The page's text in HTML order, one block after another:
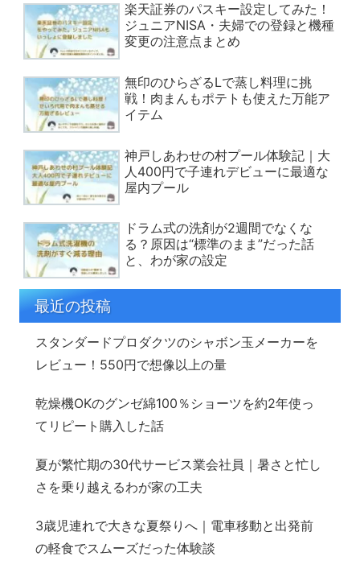
楽天証券のパスキー設定してみた！
ジュニアNISA・夫婦での登録と機種
変更の注意点まとめ
無印のひらざるLで蒸し料理に挑
戦！肉まんもポテトも使えた万能ア
イテム
神戸しあわせの村プール体験記｜大
人400円で子連れデビューに最適な
屋内プール
ドラム式の洗剤が2週間でなくな
る？原因は“標準のまま”だった話
と、わが家の設定
最近の投稿
スタンダードプロダクツのシャボン玉メーカーを
レビュー！550円で想像以上の量
乾燥機OKのグンゼ綿100％ショーツを約2年使っ
てリピート購入した話
夏が繁忙期の30代サービス業会社員｜暑さと忙し
さを乗り越えるわが家の工夫
3歳児連れで大きな夏祭りへ｜電車移動と出発前
の軽食でスムーズだった体験談